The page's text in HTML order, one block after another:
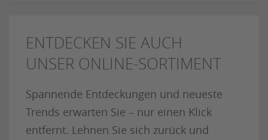
ENTDECKEN SIE AUCH
UNSER ONLINE-SORTIMENT
Spannende Entdeckungen und neueste
Trends erwarten Sie – nur einen Klick
entfernt. Lehnen Sie sich zurück und